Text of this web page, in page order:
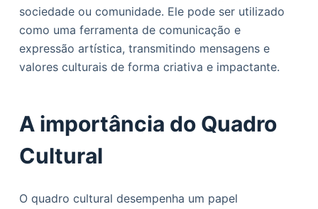
e
ú
d
o
sociedade ou comunidade. Ele pode ser utilizado
como uma ferramenta de comunicação e
expressão artística, transmitindo mensagens e
valores culturais de forma criativa e impactante.
A importância do Quadro
Cultural
O quadro cultural desempenha um papel